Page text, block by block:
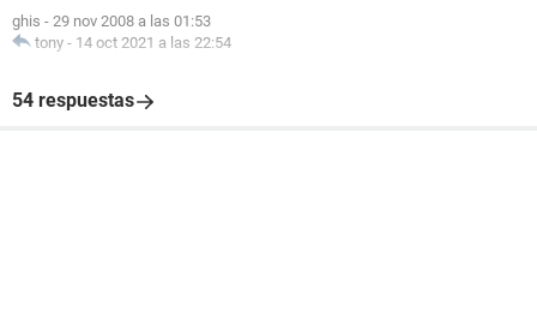
ghis - 29 nov 2008 a las 01:53
tony - 14 oct 2021 a las 22:54
54 respuestas